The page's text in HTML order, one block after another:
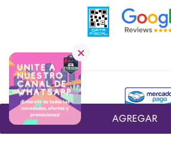
AGREGAR
Desarrollado y Diseñado